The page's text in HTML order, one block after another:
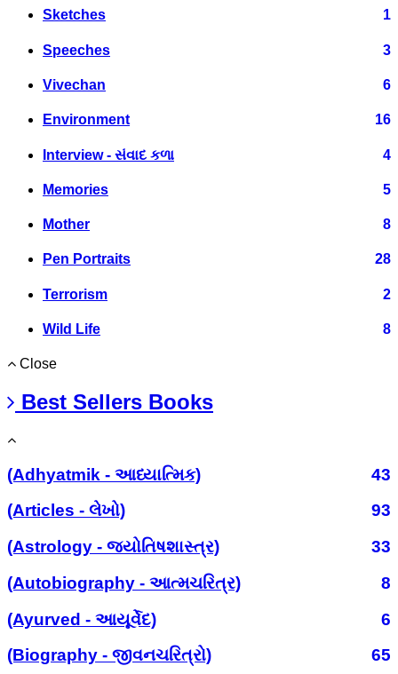
Sketches 1
Speeches 3
Vivechan 6
Environment 16
Interview - સંવાદ કળા 4
Memories 5
Mother 8
Pen Portraits 28
Terrorism 2
Wild Life 8
Close
Best Sellers Books
(Adhyatmik - આધ્યાત્મિક)
43
(Articles - લેખો)
93
(Astrology - જ્યોતિષશાસ્ત્ર)
33
(Autobiography - આત્મચરિત્ર)
8
(Ayurved - આયૂર્વેદ)
6
(Biography - જીવનચરિત્રો)
65